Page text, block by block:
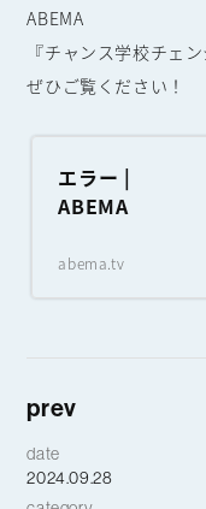
ABEMA
『チャンス学校チェン
ぜひご覧ください！
エラー |
ABEMA
abema.tv
prev
date
2024.09.28